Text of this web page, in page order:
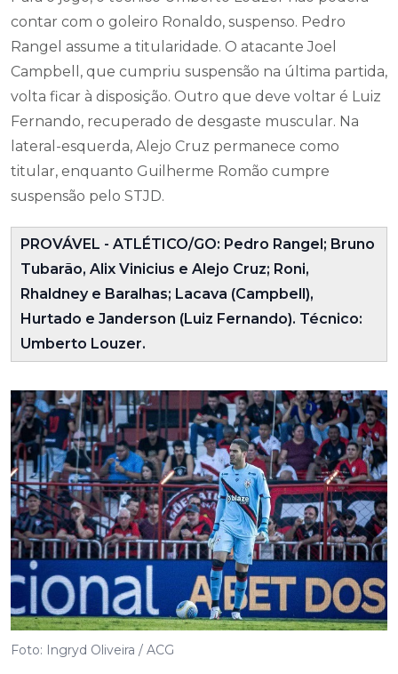
contar com o goleiro Ronaldo, suspenso. Pedro
Rangel assume a titularidade. O atacante Joel
Campbell, que cumpriu suspensão na última partida,
volta ficar à disposição. Outro que deve voltar é Luiz
Fernando, recuperado de desgaste muscular. Na
lateral-esquerda, Alejo Cruz permanece como
titular, enquanto Guilherme Romão cumpre
suspensão pelo STJD.
PROVÁVEL - ATLÉTICO/GO: Pedro Rangel; Bruno
Tubarão, Alix Vinicius e Alejo Cruz; Roni,
Rhaldney e Baralhas; Lacava (Campbell),
Hurtado e Janderson (Luiz Fernando). Técnico:
Umberto Louzer.
Foto: Ingryd Oliveira / ACG